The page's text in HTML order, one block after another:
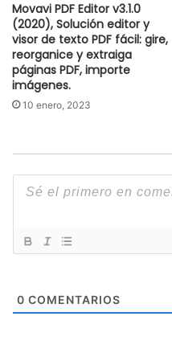
Movavi PDF Editor v3.1.0
(2020), Solución editor y
visor de texto PDF fácil: gire,
reorganice y extraiga
páginas PDF, importe
imágenes.
10 enero, 2023
0 COMENTARIOS